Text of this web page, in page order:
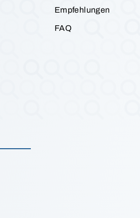
Empfehlungen
FAQ